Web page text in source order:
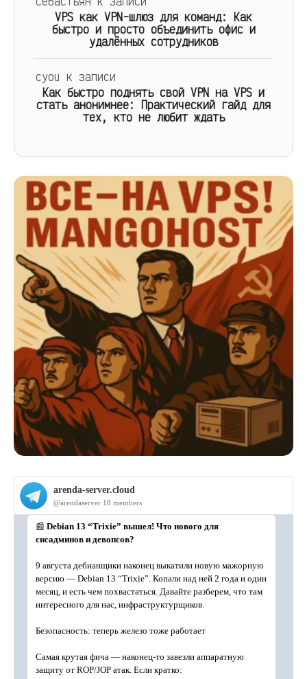
VPS как VPN-шлюз для команд: Как
быстро и просто объединить офис и
удалённых сотрудников
cyou к записи
Как быстро поднять свой VPN на VPS и
стать анонимнее: Практический гайд для
тех, кто не любит ждать